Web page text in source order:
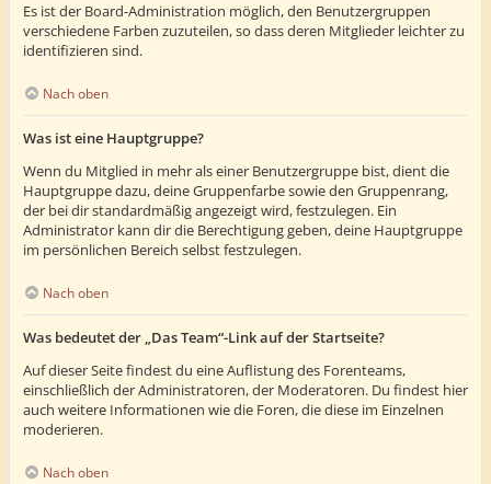
Es ist der Board-Administration möglich, den Benutzergruppen
verschiedene Farben zuzuteilen, so dass deren Mitglieder leichter zu
identifizieren sind.
Nach oben
Was ist eine Hauptgruppe?
Wenn du Mitglied in mehr als einer Benutzergruppe bist, dient die
Hauptgruppe dazu, deine Gruppenfarbe sowie den Gruppenrang,
der bei dir standardmäßig angezeigt wird, festzulegen. Ein
Administrator kann dir die Berechtigung geben, deine Hauptgruppe
im persönlichen Bereich selbst festzulegen.
Nach oben
Was bedeutet der „Das Team“-Link auf der Startseite?
Auf dieser Seite findest du eine Auflistung des Forenteams,
einschließlich der Administratoren, der Moderatoren. Du findest hier
auch weitere Informationen wie die Foren, die diese im Einzelnen
moderieren.
Nach oben